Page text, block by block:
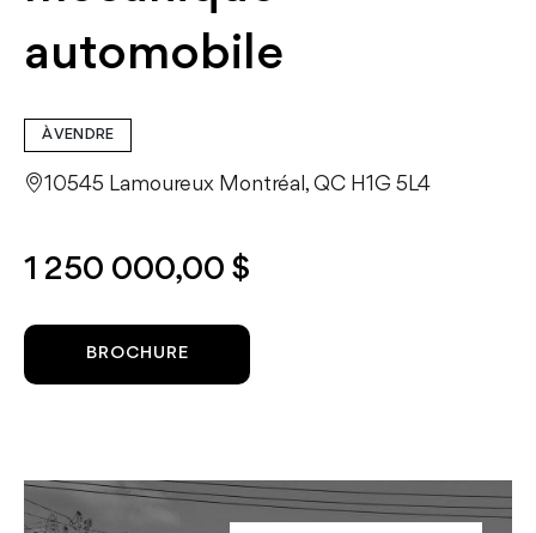
automobile
À VENDRE
10545 Lamoureux Montréal, QC H1G 5L4
1 250 000,00 $
BROCHURE